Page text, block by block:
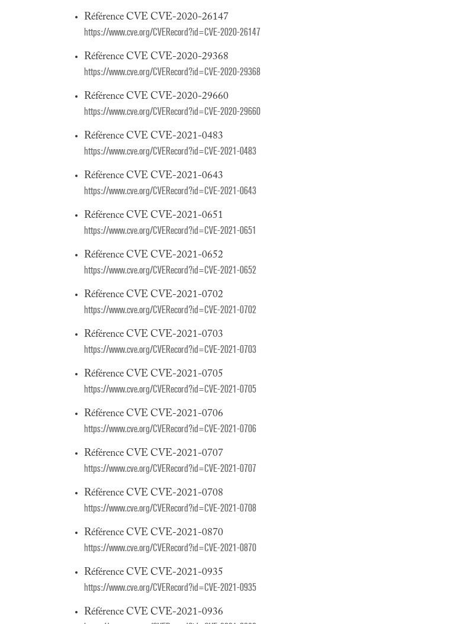
Référence CVE CVE-2020-26147
https://www.cve.org/CVERecord?id=CVE-2020-26147
Référence CVE CVE-2020-29368
https://www.cve.org/CVERecord?id=CVE-2020-29368
Référence CVE CVE-2020-29660
https://www.cve.org/CVERecord?id=CVE-2020-29660
Référence CVE CVE-2021-0483
https://www.cve.org/CVERecord?id=CVE-2021-0483
Référence CVE CVE-2021-0643
https://www.cve.org/CVERecord?id=CVE-2021-0643
Référence CVE CVE-2021-0651
https://www.cve.org/CVERecord?id=CVE-2021-0651
Référence CVE CVE-2021-0652
https://www.cve.org/CVERecord?id=CVE-2021-0652
Référence CVE CVE-2021-0702
https://www.cve.org/CVERecord?id=CVE-2021-0702
Référence CVE CVE-2021-0703
https://www.cve.org/CVERecord?id=CVE-2021-0703
Référence CVE CVE-2021-0705
https://www.cve.org/CVERecord?id=CVE-2021-0705
Référence CVE CVE-2021-0706
https://www.cve.org/CVERecord?id=CVE-2021-0706
Référence CVE CVE-2021-0707
https://www.cve.org/CVERecord?id=CVE-2021-0707
Référence CVE CVE-2021-0708
https://www.cve.org/CVERecord?id=CVE-2021-0708
Référence CVE CVE-2021-0870
https://www.cve.org/CVERecord?id=CVE-2021-0870
Référence CVE CVE-2021-0935
https://www.cve.org/CVERecord?id=CVE-2021-0935
Référence CVE CVE-2021-0936